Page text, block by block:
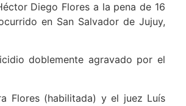
Diego Flores a la pena de 16
en San Salvador de Jujuy,
doblemente agravado por el
Flores (habilitada) y el juez Luís